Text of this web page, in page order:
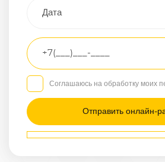
Грузовой
Другое
Транспортное
средство
Седан
/
Маршрут
Бердск —
Соглашаюсь на обработку моих